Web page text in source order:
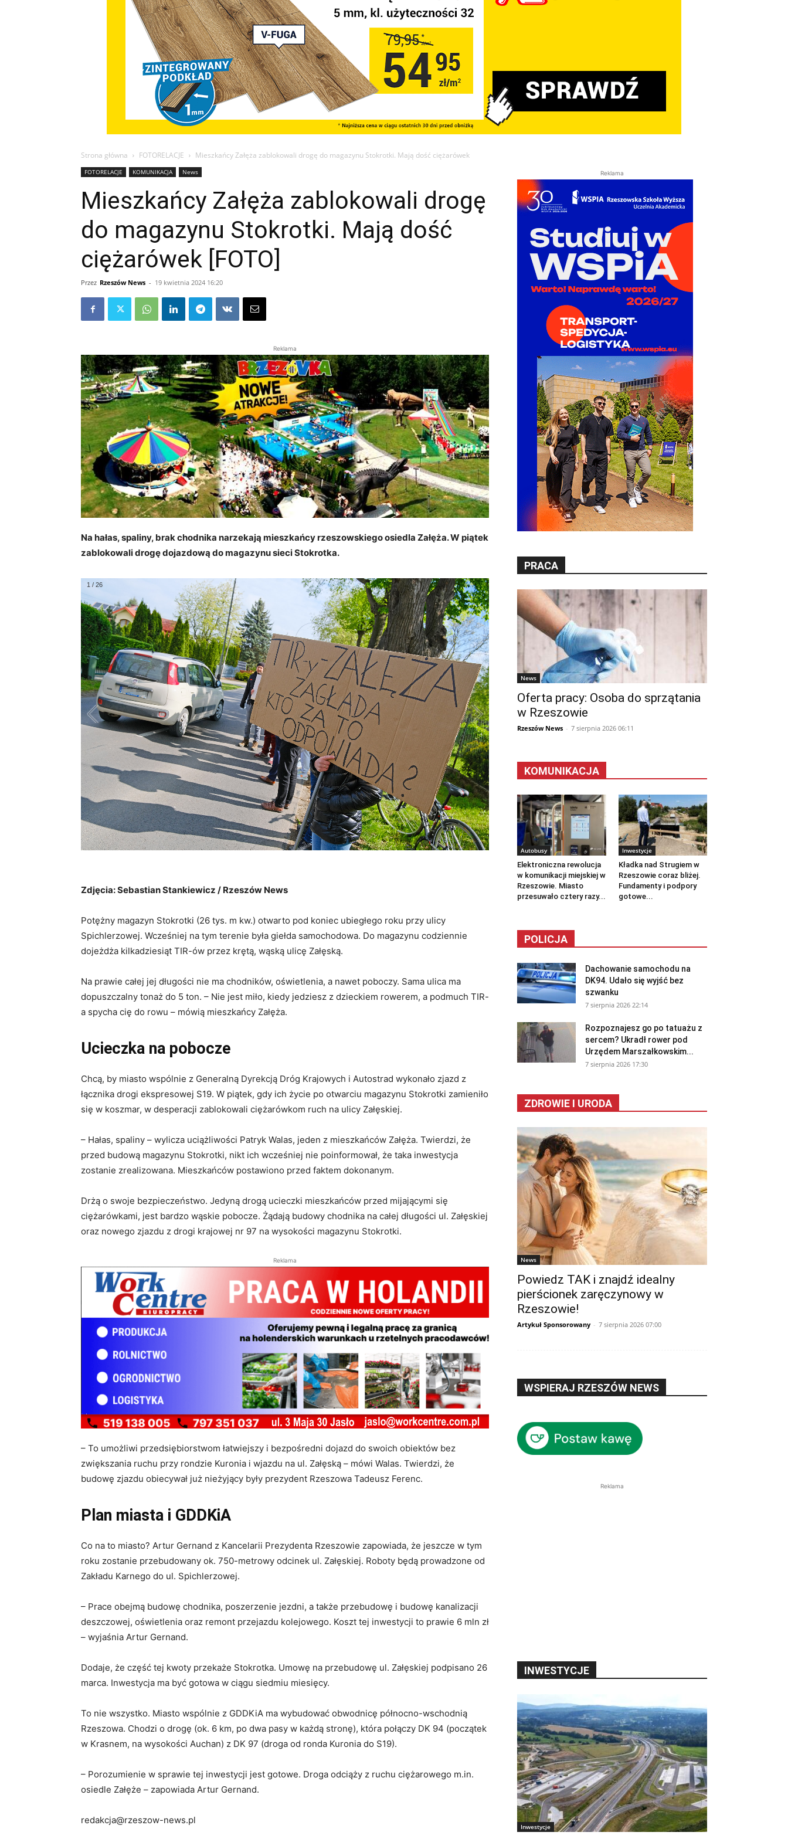
Strona główna FOTORELACJE Mieszkańcy Załęża zablokowali drogę do magazynu Stokrotki. Mają dość ciężarówek
FOTORELACJE KOMUNIKACJA News
Mieszkańcy Załęża zablokowali drogę
do magazynu Stokrotki. Mają dość
ciężarówek [FOTO]
Przez Rzeszów News - 19 kwietnia 2024 16:20
Reklama
Na hałas, spaliny, brak chodnika narzekają mieszkańcy rzeszowskiego osiedla Załęża. W piątek
zablokowali drogę dojazdową do magazynu sieci Stokrotka.
Zdjęcia: Sebastian Stankiewicz / Rzeszów News
Potężny magazyn Stokrotki (26 tys. m kw.) otwarto pod koniec ubiegłego roku przy ulicy
Spichlerzowej. Wcześniej na tym terenie była giełda samochodowa. Do magazynu codziennie
dojeżdża kilkadziesiąt TIR-ów przez krętą, wąską ulicę Załęską.
Na prawie całej jej długości nie ma chodników, oświetlenia, a nawet poboczy. Sama ulica ma
dopuszczalny tonaż do 5 ton. – Nie jest miło, kiedy jedziesz z dzieckiem rowerem, a podmuch TIR-
a spycha cię do rowu – mówią mieszkańcy Załęża.
Ucieczka na pobocze
Chcą, by miasto wspólnie z Generalną Dyrekcją Dróg Krajowych i Autostrad wykonało zjazd z
łącznika drogi ekspresowej S19. W piątek, gdy ich życie po otwarciu magazynu Stokrotki zamieniło
się w koszmar, w desperacji zablokowali ciężarówkom ruch na ulicy Załęskiej.
– Hałas, spaliny – wylicza uciążliwości Patryk Walas, jeden z mieszkańców Załęża. Twierdzi, że
przed budową magazynu Stokrotki, nikt ich wcześniej nie poinformował, że taka inwestycja
zostanie zrealizowana. Mieszkańców postawiono przed faktem dokonanym.
Drżą o swoje bezpieczeństwo. Jedyną drogą ucieczki mieszkańców przed mijającymi się
ciężarówkami, jest bardzo wąskie pobocze. Żądają budowy chodnika na całej długości ul. Załęskiej
oraz nowego zjazdu z drogi krajowej nr 97 na wysokości magazynu Stokrotki.
Reklama
– To umożliwi przedsiębiorstwom łatwiejszy i bezpośredni dojazd do swoich obiektów bez
zwiększania ruchu przy rondzie Kuronia i wjazdu na ul. Załęską – mówi Walas. Twierdzi, że
budowę zjazdu obiecywał już nieżyjący były prezydent Rzeszowa Tadeusz Ferenc.
Plan miasta i GDDKiA
Co na to miasto? Artur Gernand z Kancelarii Prezydenta Rzeszowie zapowiada, że jeszcze w tym
roku zostanie przebudowany ok. 750-metrowy odcinek ul. Załęskiej. Roboty będą prowadzone od
Zakładu Karnego do ul. Spichlerzowej.
– Prace obejmą budowę chodnika, poszerzenie jezdni, a także przebudowę i budowę kanalizacji
deszczowej, oświetlenia oraz remont przejazdu kolejowego. Koszt tej inwestycji to prawie 6 mln zł
– wyjaśnia Artur Gernand.
Dodaje, że część tej kwoty przekaże Stokrotka. Umowę na przebudowę ul. Załęskiej podpisano 26
marca. Inwestycja ma być gotowa w ciągu siedmiu miesięcy.
To nie wszystko. Miasto wspólnie z GDDKiA ma wybudować obwodnicę północno-wschodnią
Rzeszowa. Chodzi o drogę (ok. 6 km, po dwa pasy w każdą stronę), która połączy DK 94 (początek
w Krasnem, na wysokości Auchan) z DK 97 (droga od ronda Kuronia do S19).
– Porozumienie w sprawie tej inwestycji jest gotowe. Droga odciąży z ruchu ciężarowego m.in.
osiedle Załęże – zapowiada Artur Gernand.
redakcja@rzeszow-news.pl
Reklama
PRACA
News
Oferta pracy: Osoba do sprzątania
w Rzeszowie
Rzeszów News - 7 sierpnia 2026 06:11
KOMUNIKACJA
Autobusy
Elektroniczna rewolucja
w komunikacji miejskiej w
Rzeszowie. Miasto
przesuwało cztery razy...
Inwestycje
Kładka nad Strugiem w
Rzeszowie coraz bliżej.
Fundamenty i podpory
gotowe...
POLICJA
Dachowanie samochodu na
DK94. Udało się wyjść bez
szwanku
7 sierpnia 2026 22:14
Rozpoznajesz go po tatuażu z
sercem? Ukradł rower pod
Urzędem Marszałkowskim...
7 sierpnia 2026 17:30
ZDROWIE I URODA
News
Powiedz TAK i znajdź idealny
pierścionek zaręczynowy w
Rzeszowie!
Artykuł Sponsorowany - 7 sierpnia 2026 07:00
WSPIERAJ RZESZÓW NEWS
Reklama
INWESTYCJE
Inwestycje